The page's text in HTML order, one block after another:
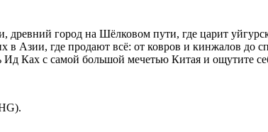
город на Шёлковом пути, где царит
в Азии, где продают всё: от ковров и кинжалов до
Ках с самой большой мечетью Китая и ощутите